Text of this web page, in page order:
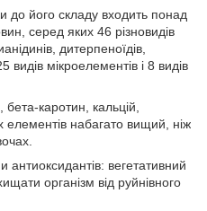
до його складу входить понад
серед яких 46 різновидів
дитерпеноїдів,
видів мікроелементів і 8 видів
бета-каротин, кальцій,
набагато вищий, ніж
антиоксидантів: вегетативний
організм від руйнівного